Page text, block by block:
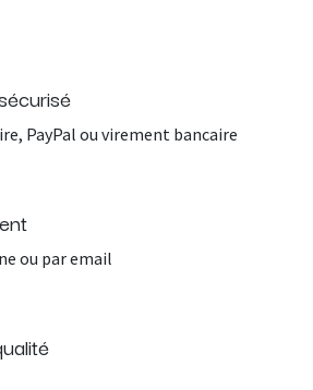
PayPal ou virement bancaire
ou par email